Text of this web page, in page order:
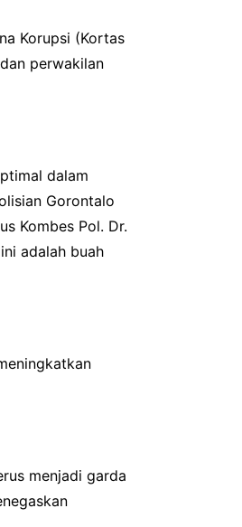
Korupsi (Kortas
perwakilan
dalam
Gorontalo
Kombes Pol. Dr.
adalah buah
menjadi garda